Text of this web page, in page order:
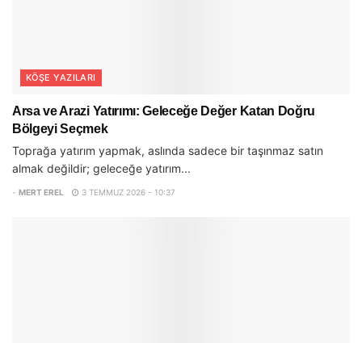
KÖŞE YAZILARI
Arsa ve Arazi Yatırımı: Geleceğe Değer Katan Doğru
Bölgeyi Seçmek
Toprağa yatırım yapmak, aslında sadece bir taşınmaz satın
almak değildir; geleceğe yatırım...
- MERT EREL 3 TEMMUZ 2026 - 10:37